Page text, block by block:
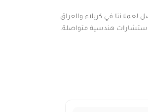
لعملائنا في كربلاء والعراق
هندسية متواصلة.